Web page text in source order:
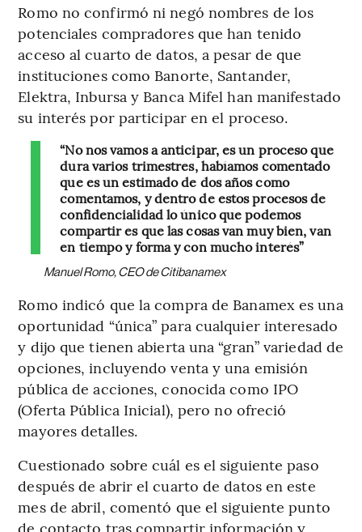
Romo no confirmó ni negó nombres de los
potenciales compradores que han tenido
acceso al cuarto de datos, a pesar de que
instituciones como Banorte, Santander,
Elektra, Inbursa y Banca Mifel han manifestado
su interés por participar en el proceso.
“No nos vamos a anticipar, es un proceso que
dura varios trimestres, habíamos comentado
que es un estimado de dos años como
comentamos, y dentro de estos procesos de
confidencialidad lo único que podemos
compartir es que las cosas van muy bien, van
en tiempo y forma y con mucho interés”
Manuel Romo, CEO de Citibanamex
Romo indicó que la compra de Banamex es una
oportunidad “única” para cualquier interesado
y dijo que tienen abierta una “gran” variedad de
opciones, incluyendo venta y una emisión
pública de acciones, conocida como IPO
(Oferta Pública Inicial), pero no ofreció
mayores detalles.
Cuestionado sobre cuál es el siguiente paso
después de abrir el cuarto de datos en este
mes de abril, comentó que el siguiente punto
de contacto tras compartir información y